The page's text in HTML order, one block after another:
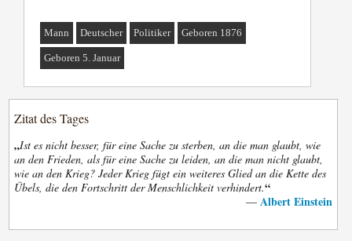
Mann Deutscher Politiker Geboren 1876
Geboren 5. Januar
Zitat des Tages
„Ist es nicht besser, für eine Sache zu sterben, an die man glaubt, wie
an den Frieden, als für eine Sache zu leiden, an die man nicht glaubt,
wie an den Krieg? Jeder Krieg fügt ein weiteres Glied an die Kette des
Übels, die den Fortschritt der Menschlichkeit verhindert.“
— Albert Einstein